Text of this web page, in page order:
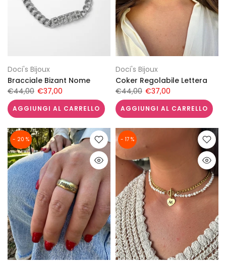
Doci's Bijoux
Bracciale Bizant Nome
€44,00 €37,00
AGGIUNGI AL CARRELLO
Doci's Bijoux
Coker Regolabile Lettera
€44,00 €37,00
AGGIUNGI AL CARRELLO
- 20 % - 17 %